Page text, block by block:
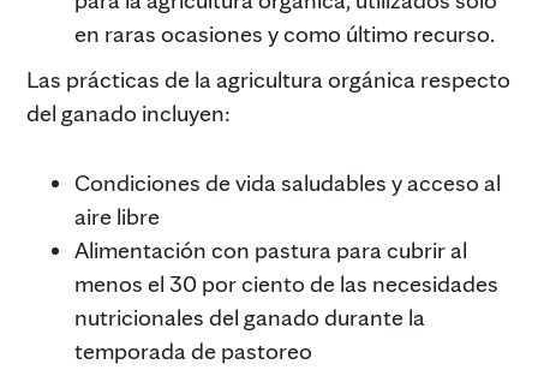
en raras ocasiones y como último recurso.
Las prácticas de la agricultura orgánica respecto
del ganado incluyen:
Condiciones de vida saludables y acceso al
aire libre
Alimentación con pastura para cubrir al
menos el 30 por ciento de las necesidades
nutricionales del ganado durante la
temporada de pastoreo